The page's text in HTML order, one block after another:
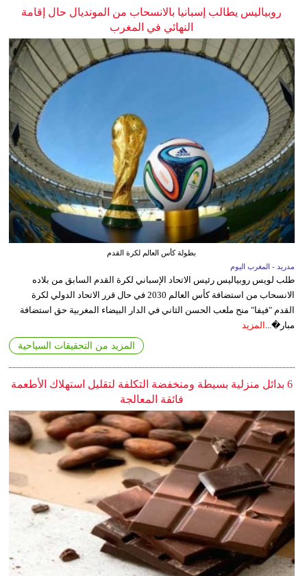
روبياليس يطالب إسبانيا بالانسحاب من المونديال حال إقامة
النهائي في المغرب
بطولة كأس العالم لكرة القدم
مدريد - المغرب اليوم
طلب لويس روبياليس رئيس الاتحاد الإسباني لكرة القدم السابق من بلاده
الانسحاب من استضافة كأس العالم 2030 في حال قرر الاتحاد الدولي لكرة
القدم "فيفا" منح ملعب الحسن الثاني في الدار البيضاء المغربية حق استضافة
مبار�...
المزيد
المزيد من التحقيقات السياحية
6 بدائل منزلية بسيطة ومنخفضة التكلفة لتقليل استهلاك الأطعمة
فائقة المعالجة